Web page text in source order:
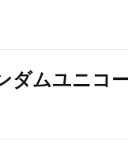
ダムユニコ